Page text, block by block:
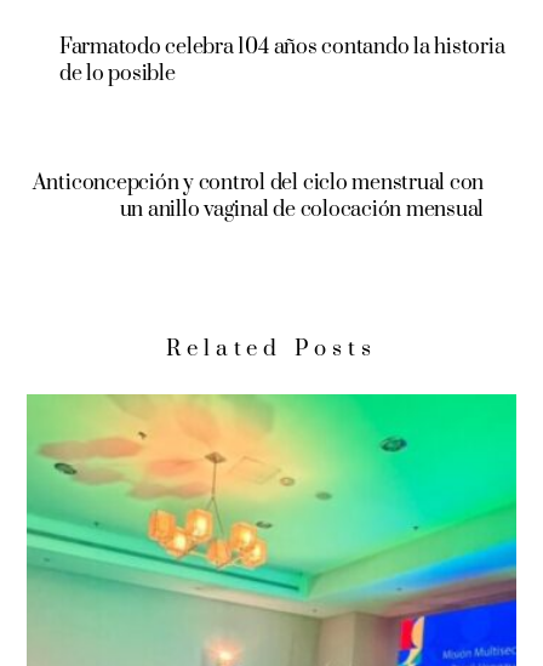
Farmatodo celebra 104 años contando la historia
de lo posible
Anticoncepción y control del ciclo menstrual con
un anillo vaginal de colocación mensual
Related Posts